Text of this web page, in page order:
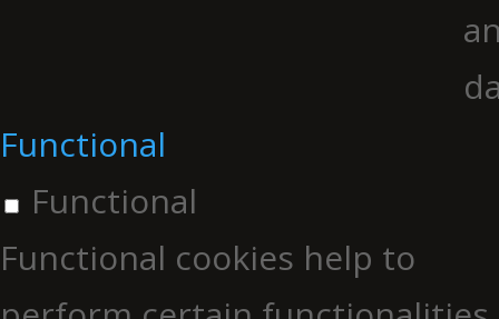
Functional
Functional
Functional cookies help to